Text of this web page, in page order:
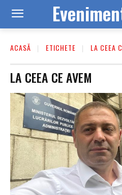
ACASĂ ETICHETE LA CEEA
LA CEEA CE AVEM